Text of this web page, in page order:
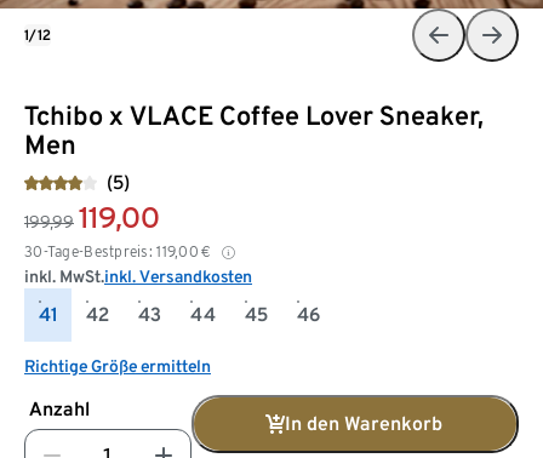
Tchibo x VLACE Coffee Lover Sneaker,
Men
(5)
199,99 119,00
30-Tage-Bestpreis: 119,00 €
inkl. MwSt.inkl. Versandkosten
41 42 43 44 45 46
Richtige Größe ermitteln
Anzahl
In den Warenkorb
1/12